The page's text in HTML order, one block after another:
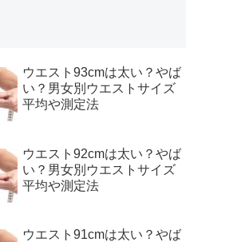
ウエスト93cmは太い？やば
い？男女別ウエストサイズ
平均や測定法
ウエスト92cmは太い？やば
い？男女別ウエストサイズ
平均や測定法
ウエスト91cmは太い？やば